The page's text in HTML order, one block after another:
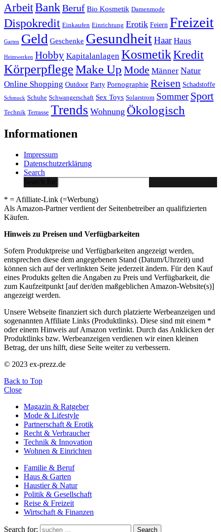
ArbeitBankBeruf Bio Kosmetik Damenmode
Dispokredit Einkaufen Einrichtung Erotik Feiern Freizeit
Garten Geld Geschenke GesundheitHaar Haus
Heimwerken Hobby Kapitalanlagen KosmetikKredit
KörperpflegeMake Up Mode Männer Natur
Online Shopping Outdoor Party Pornographie Reisen Schadstoffe
Schmuck Schuhe Schwangerschaft Sex Toys Solarstrom Sommer Sport
Technik Terrasse Trends Wohnung Ökologisch
Informationen
Impressum
Datenschutzerklärung
Search
Search for:
* = Afilliate-Link (=Werbung)
Als Amazon-Partner verdient der Seitenbetreiber an qualifizierten
Käufen.
Hinweis zu Preisen und Verfügbarkeiten
Sofern Produktpreise und Verfügbarkeiten angezeigt werden,
entsprechen diese dem angegebenen Stand (Datum/Uhrzeit) und
können sich auf der verlinkten Seite jederzeit ändern. Für den Kauf
eines Produkts gelten die Angaben zu Preis und Verfügbarkeit, die
zum Kaufzeitpunkt [auf der/den maßgeblichen Amazon-Website(s)]
angezeigt werden.
Unsere Webseite finanziert sich durch platzierte Werbeanzeigen und
sogenannten Affiliate Links (Produktlinks). Diese sind mit einem *
oder einem Hinweis auf Amazon verlinkt. Durch das Anklicken der
Produktlinks bzw. Werbeanzeigen verdienen wir einen kleinen
Betrag, der uns hilft, diese Seite weiter zu verbessern.
© 2023 ex-prezz.de
Back to Top
Close
Magazin & Ratgeber
Mode & Lifestyle
Partnerschaft & Erotik
Recht & Verbraucher
Technik & Innovation
Wohnen & Einrichten
Familie & Beruf
Haus & Garten
Haustier & Natur
Politik & Gesellschaft
Reise & Freizeit
Wirtschaft & Finanzen
Search for: Search